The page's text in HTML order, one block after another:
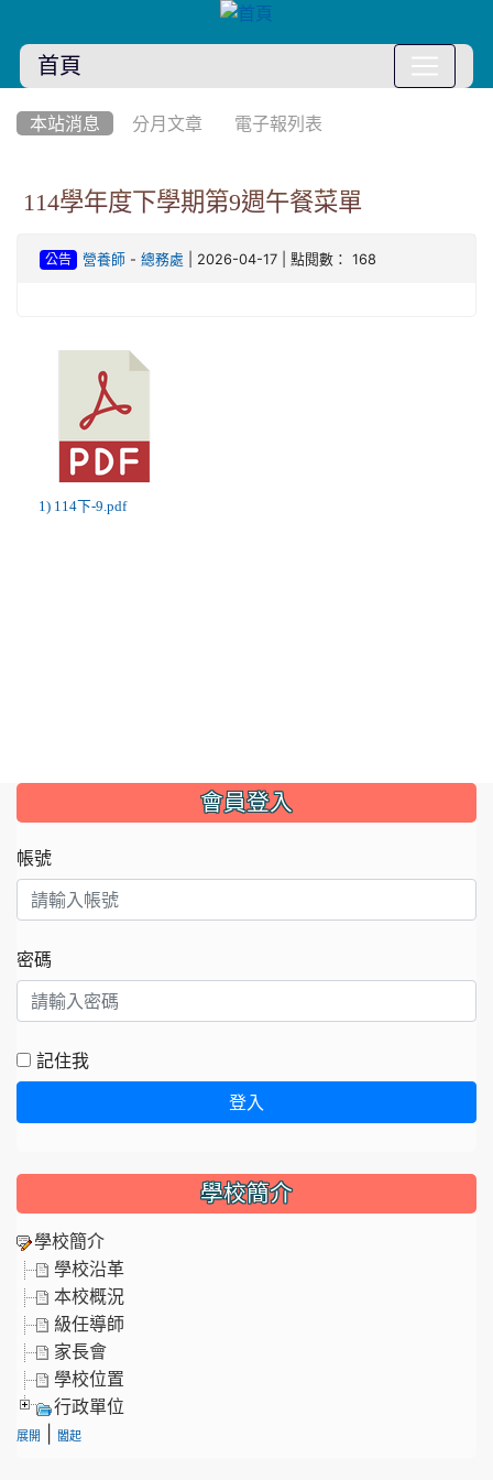
首頁
本站消息 分月文章 電子報列表
114學年度下學期第9週午餐菜單
公告 營養師 - 總務處 | 2026-04-17 | 點閱數： 168
1) 114下-9.pdf
::: 會員登入
帳號
密碼
記住我
登入
學校簡介
學校簡介
學校沿革
本校概況
級任導師
家長會
學校位置
行政單位
展開 闔起